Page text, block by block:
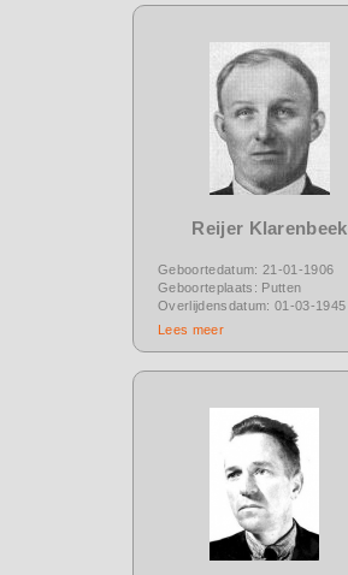
Reijer Klarenbeek
Geboortedatum: 21-01-1906
Geboorteplaats: Putten
Overlijdensdatum: 01-03-1945
Lees meer